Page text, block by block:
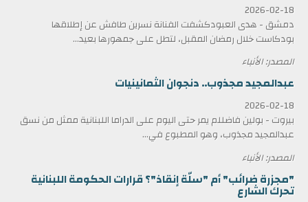
2026-02-18
دمشق - هدى العبودكشفت الفنانة نسرين طافش عن إطلاقها
بودكاست خلال رمضان المقبل، لتطل على جمهورها بعيد...
المصدر: الأنباء
عبدالمجيد مجذوب.. دنجوان الثمانينيات
2026-02-18
بيروت - بولين فاضللم يمر حتى اليوم على الدراما اللبنانية ممثل من نسق
عبدالمجيد مجذوب، وهو المطبوع في...
المصدر: الأنباء
"مجزرة ضرائب" أم "سلّة إنقاذ"؟ قرارات الحكومة اللبنانية
تحرك الشارع